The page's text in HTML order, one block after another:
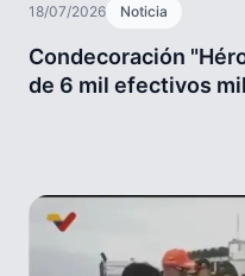
18/07/2026 Noticia
Condecoración
de 6 mil efectivos